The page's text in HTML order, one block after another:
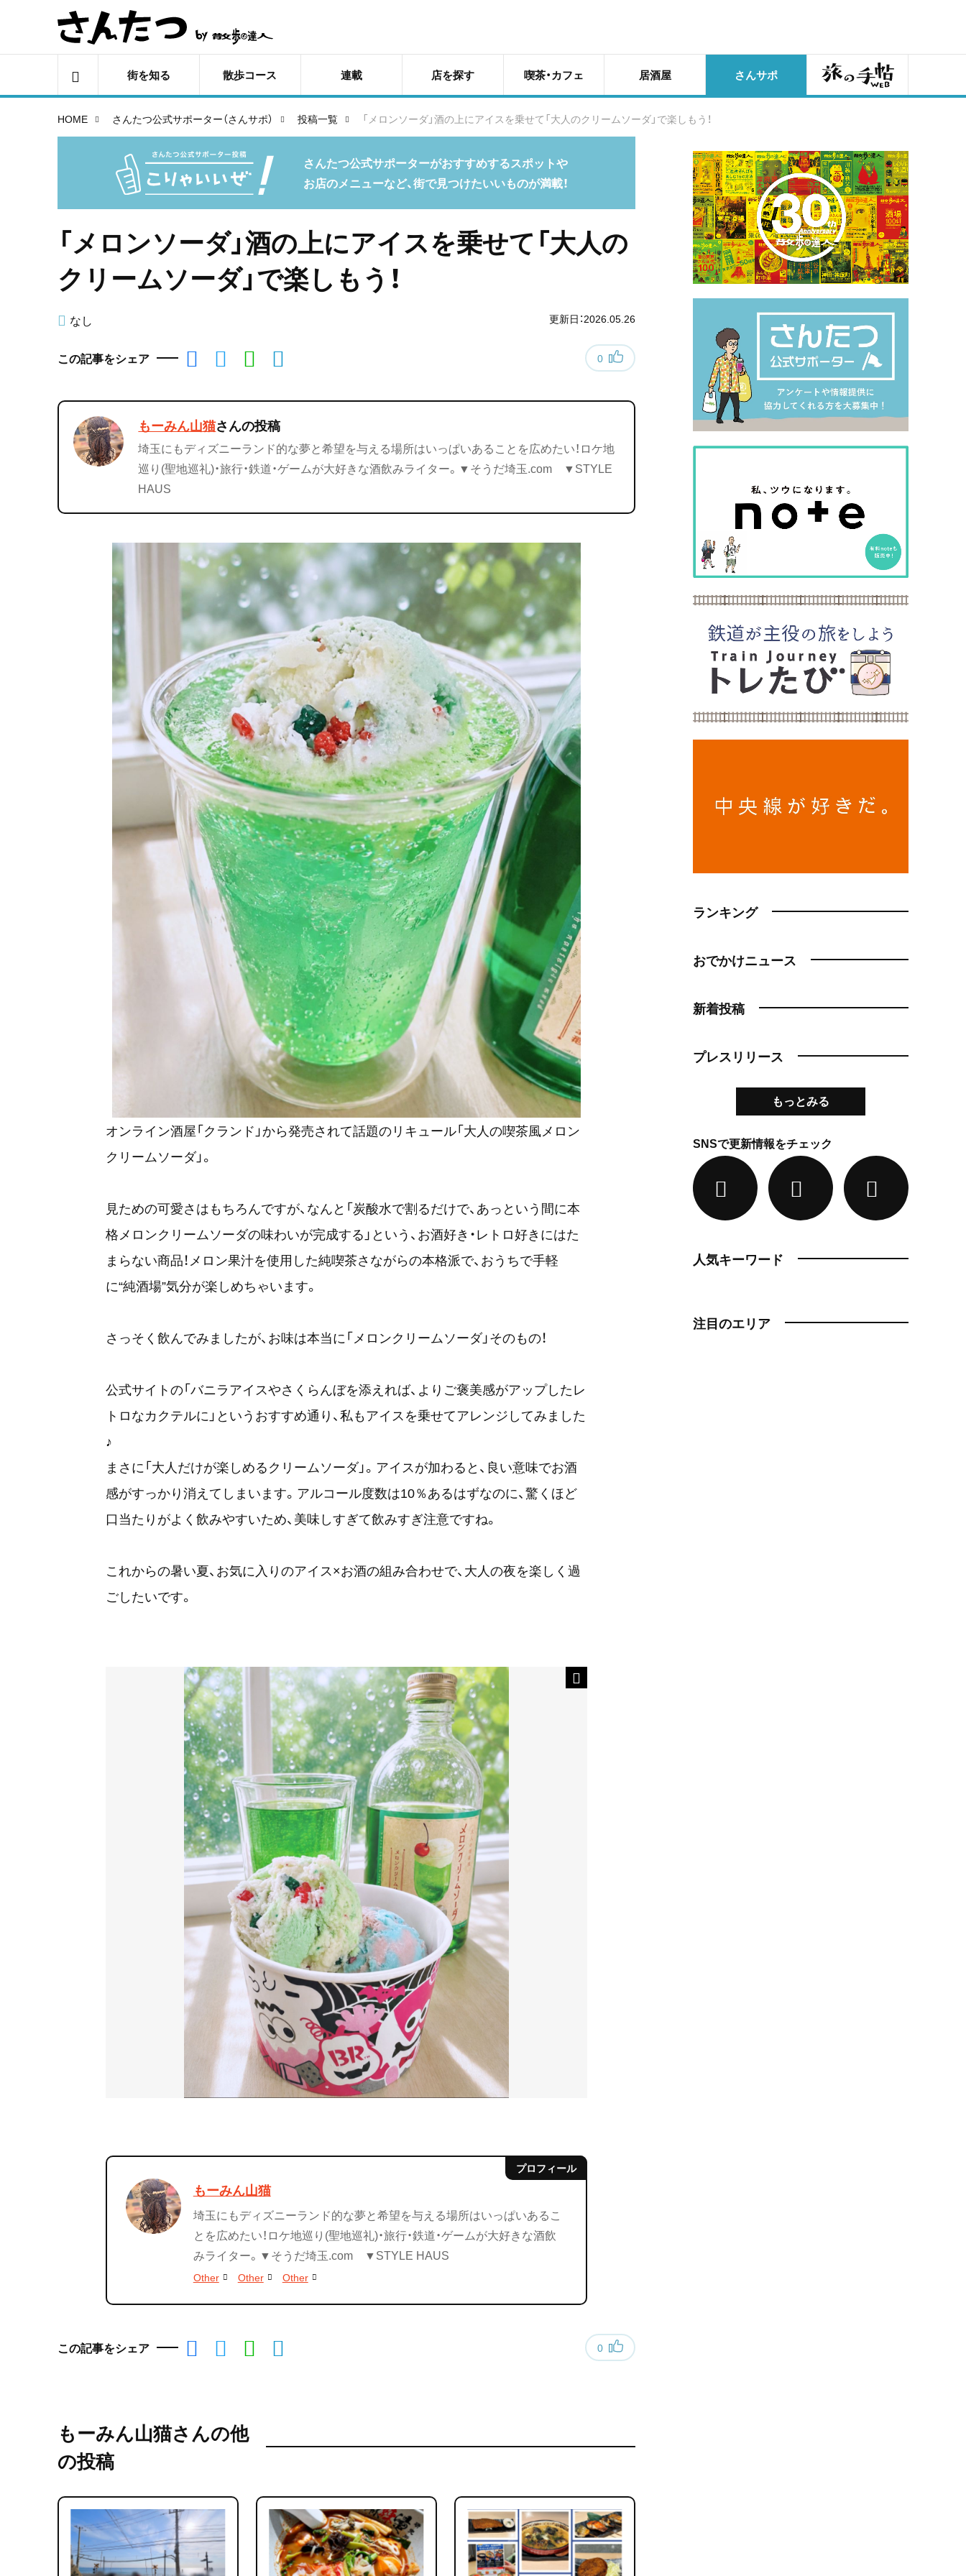
街を知る 散歩コース 連載 店を探す 喫茶・カフェ 居酒屋 さんサポ 旅の手帖
HOME さんたつ公式サポーター（さんサポ） 投稿一覧 「メロンソーダ」酒の上にアイスを乗せて「大人のクリームソーダ」で楽しもう！
さんたつ公式サポーターがおすすめするスポットや
お店のメニューなど、街で見つけたいいものが満載！
「メロンソーダ」酒の上にアイスを乗せて「大人の
クリームソーダ」で楽しもう！
なし 更新日：2026.05.26
この記事をシェア 0
もーみん山猫さんの投稿
埼玉にもディズニーランド的な夢と希望を与える場所はいっぱいあることを広めたい！ロケ地
巡り(聖地巡礼)・旅行・鉄道・ゲームが大好きな酒飲みライター。▼そうだ埼玉.com ▼STYLE
HAUS
オンライン酒屋「クランド」から発売されて話題のリキュール「大人の喫茶風メロン
クリームソーダ」。
見ための可愛さはもちろんですが、なんと「炭酸水で割るだけで、あっという間に本
格メロンクリームソーダの味わいが完成する」という、お酒好き・レトロ好きにはた
まらない商品！メロン果汁を使用した純喫茶さながらの本格派で、おうちで手軽
に“純酒場”気分が楽しめちゃいます。
さっそく飲んでみましたが、お味は本当に「メロンクリームソーダ」そのもの！
公式サイトの「バニラアイスやさくらんぼを添えれば、よりご褒美感がアップしたレ
トロなカクテルに」というおすすめ通り、私もアイスを乗せてアレンジしてみました
♪
まさに「大人だけが楽しめるクリームソーダ」。アイスが加わると、良い意味でお酒
感がすっかり消えてしまいます。アルコール度数は10％あるはずなのに、驚くほど
口当たりがよく飲みやすいため、美味しすぎて飲みすぎ注意ですね。
これからの暑い夏、お気に入りのアイス×お酒の組み合わせで、大人の夜を楽しく過
ごしたいです。
もーみん山猫
埼玉にもディズニーランド的な夢と希望を与える場所はいっぱいあるこ
とを広めたい！ロケ地巡り(聖地巡礼)・旅行・鉄道・ゲームが大好きな酒飲
みライター。▼そうだ埼玉.com ▼STYLE HAUS
Other Other Other
この記事をシェア 0
もーみん山猫さんの他
の投稿
ランキング
おでかけニュース
新着投稿
プレスリリース
もっとみる
SNSで更新情報をチェック
人気キーワード
注目のエリア